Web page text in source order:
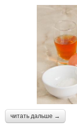
читать дальше →